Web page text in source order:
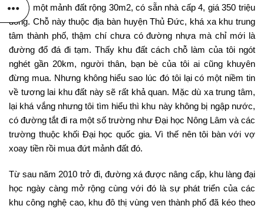
được một mảnh đất rộng 30m2, có sẵn nhà cấp 4, giá 350 triệu
đồng. Chỗ này thuộc địa bàn huyện Thủ Đức, khá xa khu trung
tâm thành phố, thậm chí chưa có đường nhựa mà chỉ mới là
đường đổ đá đi tạm. Thấy khu đất cách chỗ làm của tôi ngót
nghét gần 20km, người thân, bạn bè của tôi ai cũng khuyên
đừng mua. Nhưng không hiểu sao lúc đó tôi lại có một niềm tin
về tương lai khu đất này sẽ rất khả quan. Mặc dù xa trung tâm,
lại khá vắng nhưng tôi tìm hiểu thì khu này không bị ngập nước,
có đường tắt đi ra một số trường như Đại học Nông Lâm và các
trường thuộc khối Đại học quốc gia. Vì thế nên tôi bàn với vợ
xoay tiền rồi mua đứt mảnh đất đó.
Từ sau năm 2010 trở đi, đường xá được nâng cấp, khu làng đại
học ngày càng mở rộng cùng với đó là sự phát triển của các
khu công nghệ cao, khu đô thị vùng ven thành phố đã kéo theo